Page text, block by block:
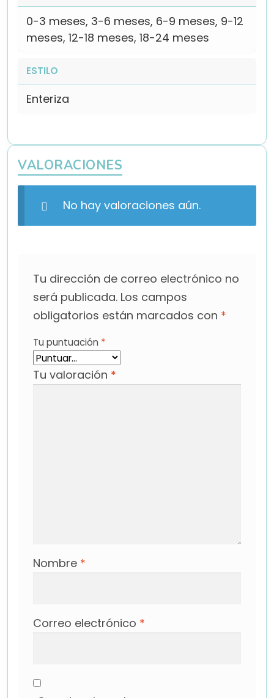
0-3 meses, 3-6 meses, 6-9 meses, 9-12
meses, 12-18 meses, 18-24 meses
ESTILO
Enteriza
VALORACIONES
No hay valoraciones aún.
Tu dirección de correo electrónico no
será publicada. Los campos
obligatorios están marcados con *
Tu puntuación *
Tu valoración *
Nombre *
Correo electrónico *